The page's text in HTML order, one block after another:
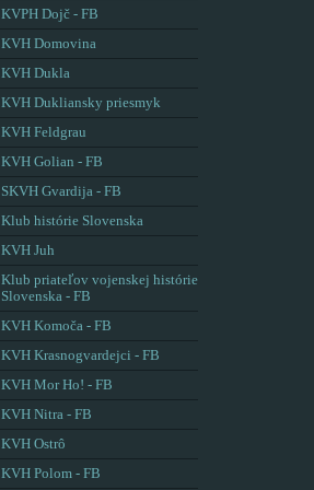
KVPH Dojč - FB
KVH Domovina
KVH Dukla
KVH Dukliansky priesmyk
KVH Feldgrau
KVH Golian - FB
SKVH Gvardija - FB
Klub histórie Slovenska
KVH Juh
Klub priateľov vojenskej histórie
Slovenska - FB
KVH Komoča - FB
KVH Krasnogvardejci - FB
KVH Mor Ho! - FB
KVH Nitra - FB
KVH Ostrô
KVH Polom - FB